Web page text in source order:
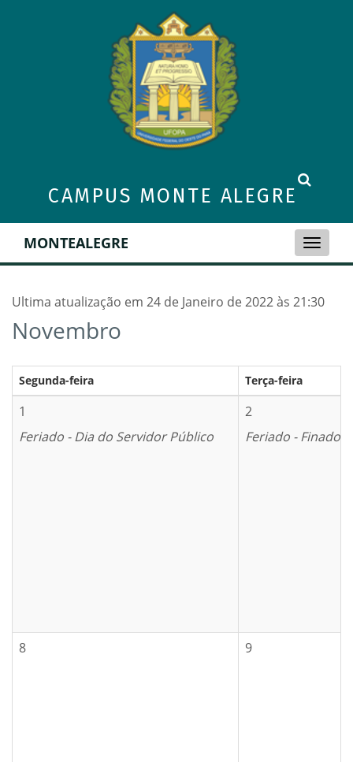
CAMPUS MONTE ALEGRE
Toggle
MONTEALEGRE
Ultima atualização em 24 de Janeiro de 2022 às 21:30
Novembro
Segunda-feira Terça-feira
1
Feriado - Dia do Servidor Público
2
Feriado - Finados
8 9